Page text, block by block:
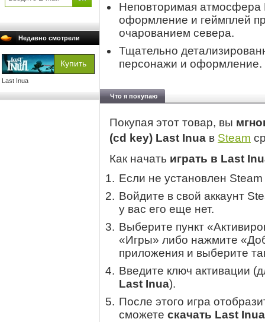
Недавно смотрели
Last Inua
Неповторимая атмосфера
оформление и геймплей
очарованием севера.
Тщательно
персонажи и оформление.
Что я покупаю
Покупая этот товар, вы
(cd key) Last Inua в Steam
Как начать играть в Last
Если не установлен
Войдите в свой аккаунт
у вас его еще нет.
Выберите пункт
«Игры» либо нажмите
приложения и выберите
Введите ключ активации
Last Inua).
После этого игра
сможете скачать Last Inua